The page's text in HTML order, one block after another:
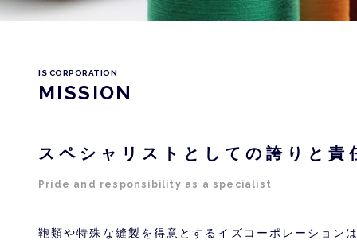
IS CORPORATION
MISSION
スペシャリストとしての誇りと責
Pride and responsibility as a specialist
鞄類や特殊な縫製を得意とするイズコーポレーション